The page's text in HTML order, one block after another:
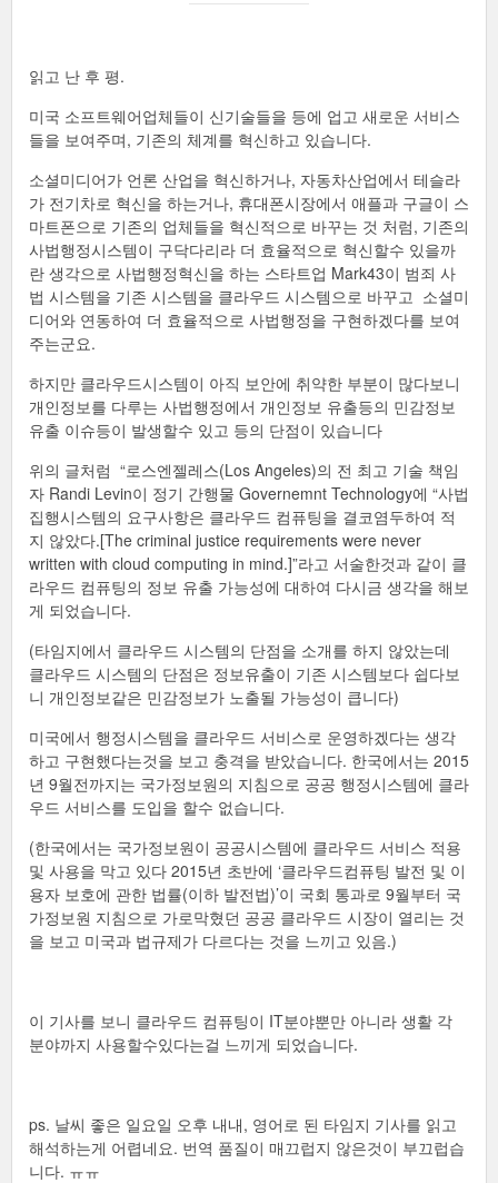
읽고 난 후 평.
미국 소프트웨어업체들이 신기술들을 등에 업고 새로운 서비스
들을 보여주며, 기존의 체계를 혁신하고 있습니다.
소셜미디어가 언론 산업을 혁신하거나, 자동차산업에서 테슬라
가 전기차로 혁신을 하는거나, 휴대폰시장에서 애플과 구글이 스
마트폰으로 기존의 업체들을 혁신적으로 바꾸는 것 처럼, 기존의
사법행정시스템이 구닥다리라 더 효율적으로 혁신할수 있을까
란 생각으로 사법행정혁신을 하는 스타트업 Mark43이 범죄 사
법 시스템을 기존 시스템을 클라우드 시스템으로 바꾸고 소셜미
디어와 연동하여 더 효율적으로 사법행정을 구현하겠다를 보여
주는군요.
하지만 클라우드시스템이 아직 보안에 취약한 부분이 많다보니
개인정보를 다루는 사법행정에서 개인정보 유출등의 민감정보
유출 이슈등이 발생할수 있고 등의 단점이 있습니다
위의 글처럼 “로스엔젤레스(Los Angeles)의 전 최고 기술 책임
자 Randi Levin이 정기 간행물 Governemnt Technology에 “사법
집행시스템의 요구사항은 클라우드 컴퓨팅을 결코염두하여 적
지 않았다.[The criminal justice requirements were never
written with cloud computing in mind.]”라고 서술한것과 같이 클
라우드 컴퓨팅의 정보 유출 가능성에 대하여 다시금 생각을 해보
게 되었습니다.
(타임지에서 클라우드 시스템의 단점을 소개를 하지 않았는데
클라우드 시스템의 단점은 정보유출이 기존 시스템보다 쉽다보
니 개인정보같은 민감정보가 노출될 가능성이 큽니다)
미국에서 행정시스템을 클라우드 서비스로 운영하겠다는 생각
하고 구현했다는것을 보고 충격을 받았습니다. 한국에서는 2015
년 9월전까지는 국가정보원의 지침으로 공공 행정시스템에 클라
우드 서비스를 도입을 할수 없습니다.
(한국에서는 국가정보원이 공공시스템에 클라우드 서비스 적용
및 사용을 막고 있다 2015년 초반에 ‘클라우드컴퓨팅 발전 및 이
용자 보호에 관한 법률(이하 발전법)’이 국회 통과로 9월부터 국
가정보원 지침으로 가로막혔던 공공 클라우드 시장이 열리는 것
을 보고 미국과 법규제가 다르다는 것을 느끼고 있음.)
이 기사를 보니 클라우드 컴퓨팅이 IT분야뿐만 아니라 생활 각
분야까지 사용할수있다는걸 느끼게 되었습니다.
ps. 날씨 좋은 일요일 오후 내내, 영어로 된 타임지 기사를 읽고
해석하는게 어렵네요. 번역 품질이 매끄럽지 않은것이 부끄럽습
니다. ㅠㅠ